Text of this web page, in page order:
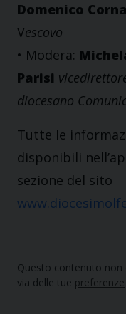
Domenico
Vescovo
• Modera:
Parisi
diocesano
Tutte le
disponibili
sezione del sito
Questo contenuto non
via delle tue preferenze